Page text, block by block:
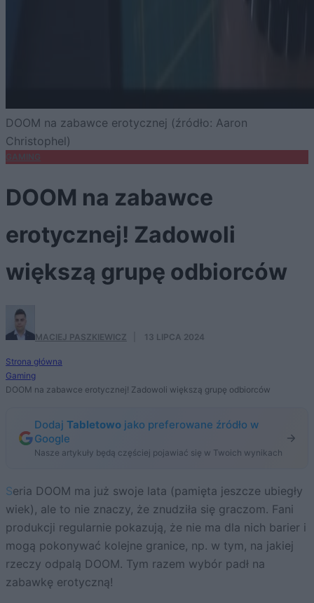
DOOM na zabawce erotycznej (źródło: Aaron
Christophel)
DOOM na zabawce
erotycznej! Zadowoli
większą grupę odbiorców
MACIEJ PASZKIEWICZ 13 LIPCA 2024
Strona główna
Gaming
DOOM na zabawce erotycznej! Zadowoli większą grupę odbiorców
Dodaj Tabletowo jako preferowane źródło w
Google
Nasze artykuły będą częściej pojawiać się w Twoich wynikach
Seria DOOM ma już swoje lata (pamięta jeszcze ubiegły
wiek), ale to nie znaczy, że znudziła się graczom. Fani
produkcji regularnie pokazują, że nie ma dla nich barier i
mogą pokonywać kolejne granice, np. w tym, na jakiej
rzeczy odpalą DOOM. Tym razem wybór padł na
zabawkę erotyczną!